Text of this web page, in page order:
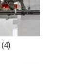
(4)